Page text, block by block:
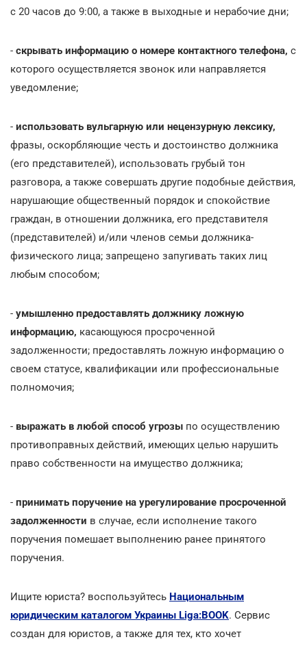
с 20 часов до 9:00, а также в выходные и нерабочие дни;
- скрывать информацию о номере контактного телефона, с
которого осуществляется звонок или направляется
уведомление;
- использовать вульгарную или нецензурную лексику,
фразы, оскорбляющие честь и достоинство должника
(его представителей), использовать грубый тон
разговора, а также совершать другие подобные действия,
нарушающие общественный порядок и спокойствие
граждан, в отношении должника, его представителя
(представителей) и/или членов семьи должника-
физического лица; запрещено запугивать таких лиц
любым способом;
- умышленно предоставлять должнику ложную
информацию, касающуюся просроченной
задолженности; предоставлять ложную информацию о
своем статусе, квалификации или профессиональные
полномочия;
- выражать в любой способ угрозы по осуществлению
противоправных действий, имеющих целью нарушить
право собственности на имущество должника;
- принимать поручение на урегулирование просроченной
задолженности в случае, если исполнение такого
поручения помешает выполнению ранее принятого
поручения.
Ищите юриста? воспользуйтесь Национальным
юридическим каталогом Украины Liga:BOOK. Сервис
создан для юристов, а также для тех, кто хочет